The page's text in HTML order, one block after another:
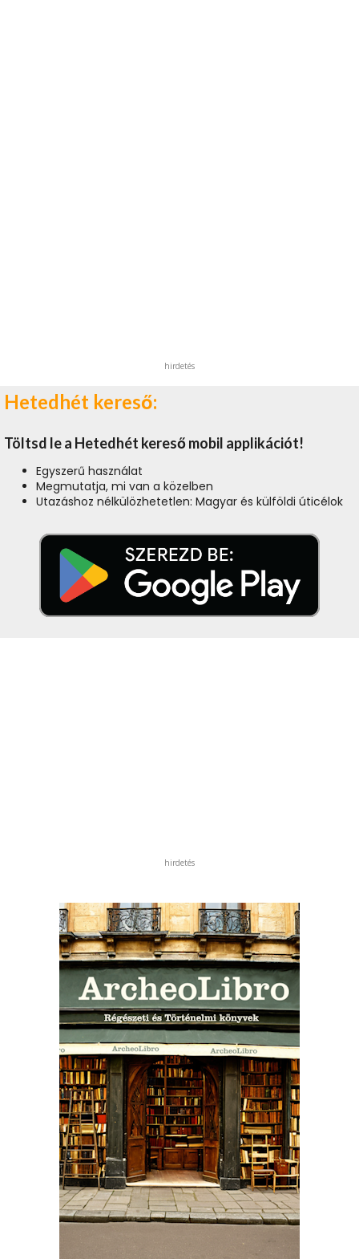
hirdetés
Hetedhét kereső:
Töltsd le a Hetedhét kereső mobil applikációt!
Egyszerű használat
Megmutatja, mi van a közelben
Utazáshoz nélkülözhetetlen: Magyar és külföldi úticélok
hirdetés